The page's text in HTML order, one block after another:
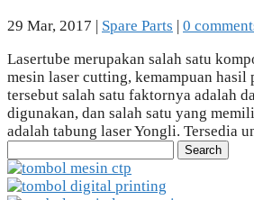
29 Mar, 2017 | Spare Parts | 0
Lasertube merupakan salah satu
mesin laser cutting, kemampuan hasil
tersebut salah satu faktornya adalah
digunakan, dan salah satu yang
adalah tabung laser Yongli. Tersedia
for: